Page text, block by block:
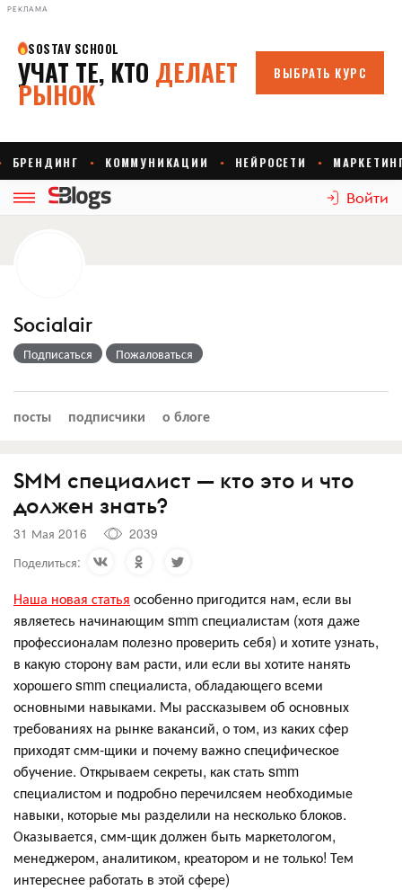
РЕКЛАМА
Войти
Socialair
Подписаться Пожаловаться
посты подписчики о блоге
SMM специалист — кто это и что
должен знать?
31 Мая 2016
2039
Поделиться:
Наша новая статья особенно пригодится нам, если вы
являетесь начинающим smm специалистам (хотя даже
профессионалам полезно проверить себя) и хотите узнать,
в какую сторону вам расти, или если вы хотите нанять
хорошего smm специалиста, обладающего всеми
основными навыками. Мы рассказывем об основных
требованиях на рынке вакансий, о том, из каких сфер
приходят смм-щики и почему важно специфическое
обучение. Открываем секреты, как стать smm
специалистом и подробно перечилсяем необходимые
навыки, которые мы разделили на несколько блоков.
Оказывается, смм-щик должен быть маркетологом,
менеджером, аналитиком, креатором и не только! Тем
интереснее работать в этой сфере)